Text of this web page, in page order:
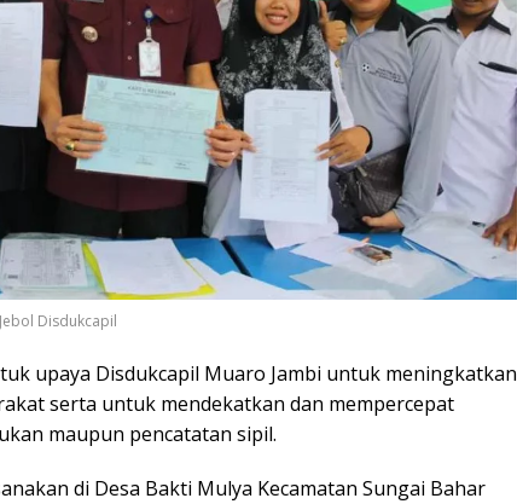
Disdukcapil
upaya Disdukcapil Muaro Jambi untuk meningkatkan
serta untuk mendekatkan dan mempercepat
maupun pencatatan sipil.
di Desa Bakti Mulya Kecamatan Sungai Bahar